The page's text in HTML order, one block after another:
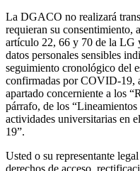
La DGACO no realizará
requieran su consentimiento,
artículo 22, 66 y 70 de la
datos personales sensibles
seguimiento cronológico del
confirmadas por COVID-19,
apartado concerniente a los
párrafo, de los “Lineamientos
actividades universitarias en
19”.
Usted o su representante